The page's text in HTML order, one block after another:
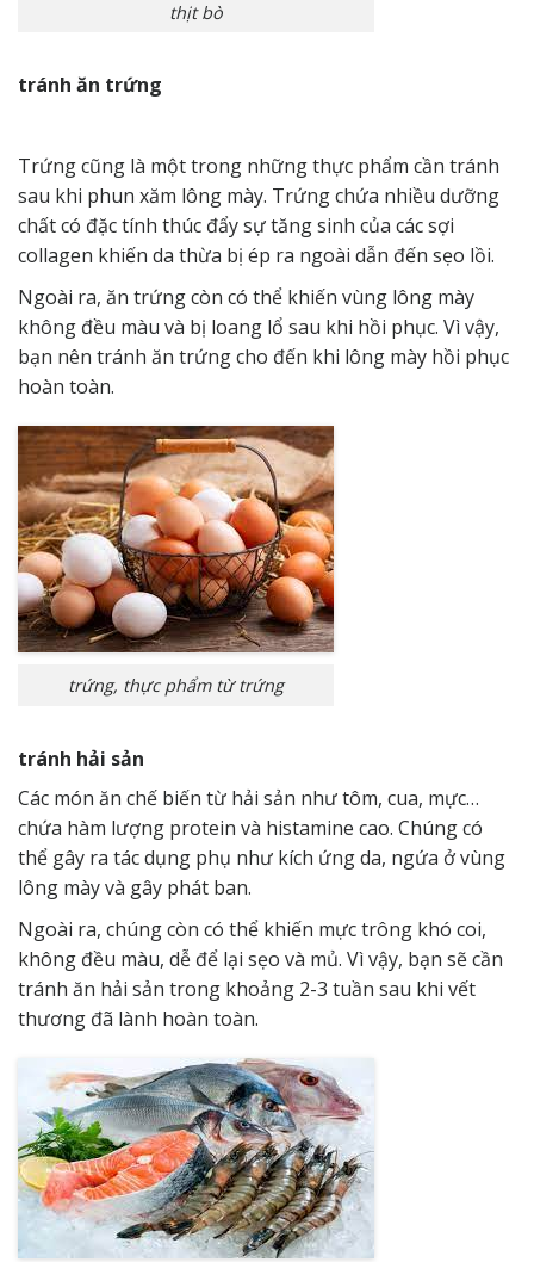
thịt bò
tránh ăn trứng
Trứng cũng là một trong những thực phẩm cần tránh
sau khi phun xăm lông mày. Trứng chứa nhiều dưỡng
chất có đặc tính thúc đẩy sự tăng sinh của các sợi
collagen khiến da thừa bị ép ra ngoài dẫn đến sẹo lồi.
Ngoài ra, ăn trứng còn có thể khiến vùng lông mày
không đều màu và bị loang lổ sau khi hồi phục. Vì vậy,
bạn nên tránh ăn trứng cho đến khi lông mày hồi phục
hoàn toàn.
trứng, thực phẩm từ trứng
tránh hải sản
Các món ăn chế biến từ hải sản như tôm, cua, mực…
chứa hàm lượng protein và histamine cao. Chúng có
thể gây ra tác dụng phụ như kích ứng da, ngứa ở vùng
lông mày và gây phát ban.
Ngoài ra, chúng còn có thể khiến mực trông khó coi,
không đều màu, dễ để lại sẹo và mủ. Vì vậy, bạn sẽ cần
tránh ăn hải sản trong khoảng 2-3 tuần sau khi vết
thương đã lành hoàn toàn.